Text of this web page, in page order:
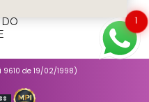
de 19/02/1998)
1